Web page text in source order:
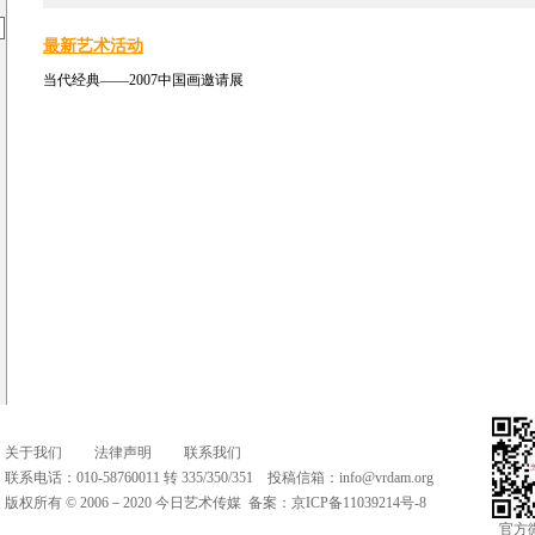
最新艺术活动
当代经典——2007中国画邀请展
关于我们 法律声明
联系我们
联系电话：010-58760011 转 335/350/351 投稿信箱： info@vrdam.org
版权所有 © 2006－2020 今日艺术传媒 备案： 京ICP备11039214号-8
官方